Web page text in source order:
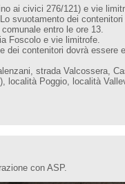
ai civici 276/121) e vie
svuotamento dei contenitori
entro le ore 13.
Foscolo e vie limitrofe.
dei contenitori dovrà essere
strada Valcossera,
località Poggio, località
con ASP.